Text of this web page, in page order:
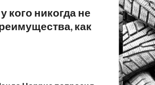
кого никогда не
как